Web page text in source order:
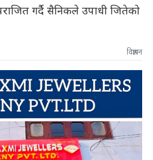
गर्दै सैनिकले उपाधी जितेको
विज्ञापन